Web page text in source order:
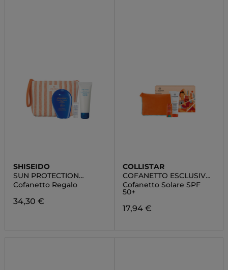
SHISEIDO
SUN PROTECTION
POUCH SET
Cofanetto Regalo
34,30 €
COLLISTAR
COFANETTO ESCLUSIVO
ROUTINE SOLARE
Cofanetto Solare SPF
50+
17,94 €